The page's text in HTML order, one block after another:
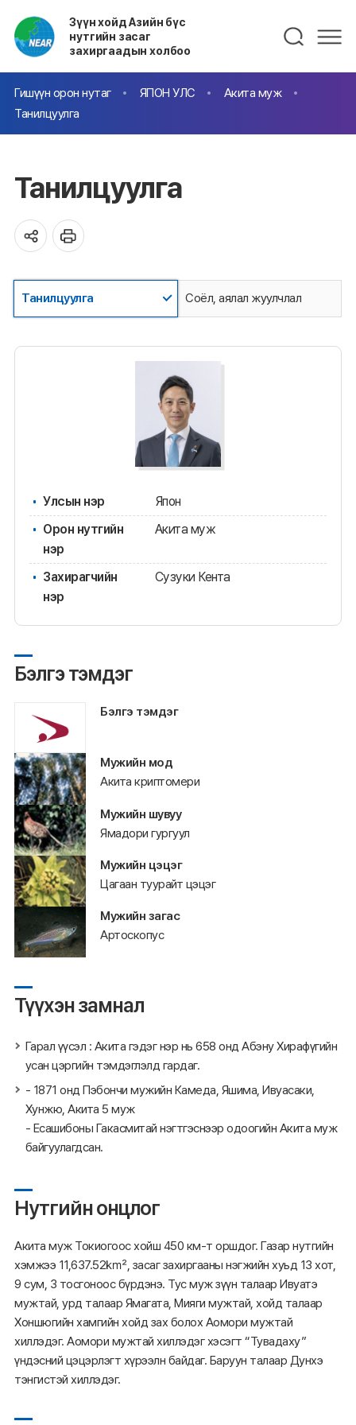
Зүүн хойд Азийн бүс
нутгийн засаг
захиргаадын холбоо
Гишүүн орон нутаг ЯПОН УЛС
Акита муж
Танилцуулга
Танилцуулга
Танилцуулга Соёл, аялал жуулчлал
Улсын нэр
Япон
Орон нутгийн
нэр
Акита муж
Захирагчийн
нэр
Сузуки Кента
Бэлгэ тэмдэг
Бэлгэ тэмдэг
Мужийн мод
Акита криптомери
Мужийн шувуу
Ямадори гургуул
Мужийн цэцэг
Цагаан туурайт цэцэг
Мужийн загас
Артоскопус
Түүхэн замнал
Гарал үүсэл : Акита гэдэг нэр нь 658 онд Абэну Хирафүгийн
усан цэргийн тэмдэглэлд гардаг.
- 1871 онд Пэбончи мужийн Камеда, Яшима, Ивуасаки,
Хунжю, Акита 5 муж
- Есашибоны Гакасмитай нэгтгэснээр одоогийн Акита муж
байгуулагдсан.
Нутгийн онцлог
Акита муж Токиогоос хойш 450 км-т оршдог. Газар нутгийн
хэмжээ 11,637.52㎢, засаг захиргааны нэгжийн хуьд 13 хот,
9 сум, 3 тосгоноос бүрдэнэ. Тус муж зүүн талаар Ивуатэ
мужтай, урд талаар Ямагата, Мияги мужтай, хойд талаар
Хоншюгийн хамгийн хойд зах болох Аомори мужтай
хиллэдэг. Аомори мужтай хиллэдэг хэсэгт “Тувадаху”
үндэсний цэцэрлэгт хүрээлн байдаг. Баруун талаар Дунхэ
тэнгистэй хиллэдэг.